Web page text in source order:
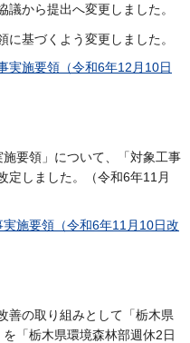
から提出へ変更しました。
基づくよう変更しました。
実施要領（令和6年12月10日
施要領」について、「対象工事
定しました。（令和6年11月
施要領（令和6年11月10日改
善の取り組みとして「栃木県
「栃木県環境森林部週休2日